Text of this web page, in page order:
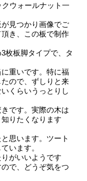
ウォールナット一
見つかり画像でご
き、この板で制作
枚板脚タイプで、タ
重いです。特に福
ので、ずしりと来
くらいうっとりし
です。実際の木は
りたくなります
思います。ツート
います。
がいいようです
で、どうぞ気をつ